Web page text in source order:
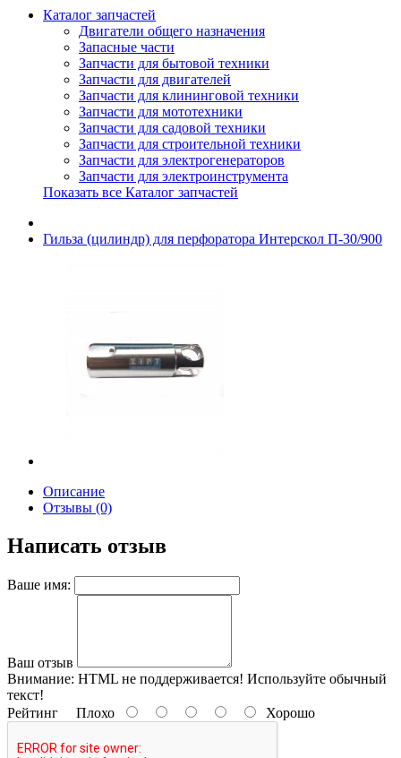
Каталог запчастей
Двигатели общего назначения
Запасные части
Запчасти для бытовой техники
Запчасти для двигателей
Запчасти для клининговой техники
Запчасти для мототехники
Запчасти для садовой техники
Запчасти для строительной техники
Запчасти для электрогенераторов
Запчасти для электроинструмента
Показать все Каталог запчастей
Гильза (цилиндр) для перфоратора Интерскол П-30/900
Описание
Отзывы (0)
Написать отзыв
Ваше имя:
Ваш отзыв
Внимание: HTML не поддерживается! Используйте обычный
текст!
Рейтинг Плохо Хорошо